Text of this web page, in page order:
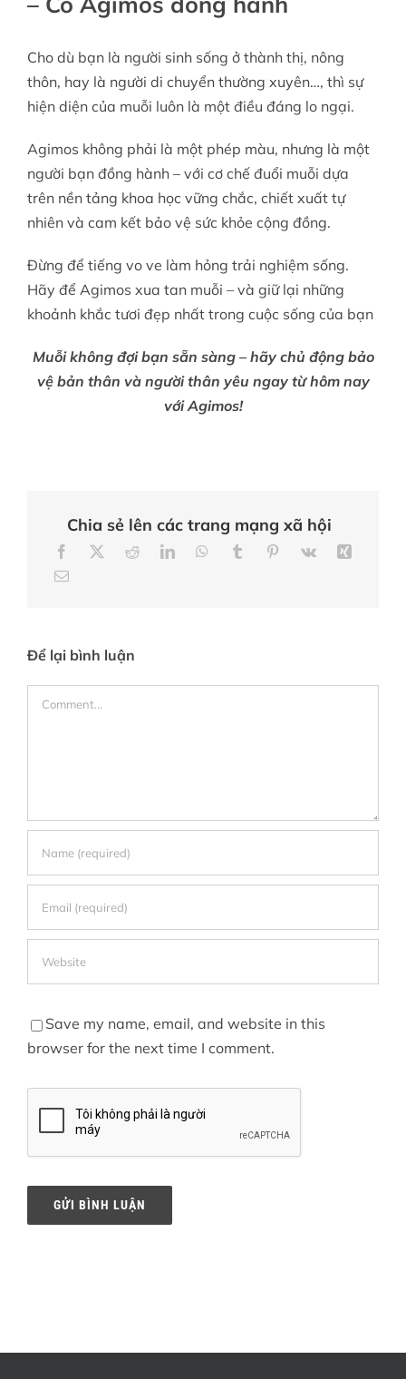
Cho dù bạn là người sinh sống ở thành thị, nông
thôn, hay là người di chuyển thường xuyên…, thì sự
hiện diện của muỗi luôn là một điều đáng lo ngại.
Agimos không phải là một phép màu, nhưng là một
người bạn đồng hành – với cơ chế đuổi muỗi dựa
trên nền tảng khoa học vững chắc, chiết xuất tự
nhiên và cam kết bảo vệ sức khỏe cộng đồng.
Đừng để tiếng vo ve làm hỏng trải nghiệm sống.
Hãy để Agimos xua tan muỗi – và giữ lại những
khoảnh khắc tươi đẹp nhất trong cuộc sống của bạn
Muỗi không đợi bạn sẵn sàng – hãy chủ động bảo
vệ bản thân và người thân yêu ngay từ hôm nay
với Agimos!
Chia sẻ lên các trang mạng xã hội
Để lại bình luận
Comment
Save my name, email, and website in this
browser for the next time I comment.